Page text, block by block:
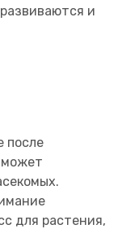
и
после
может
для растения,